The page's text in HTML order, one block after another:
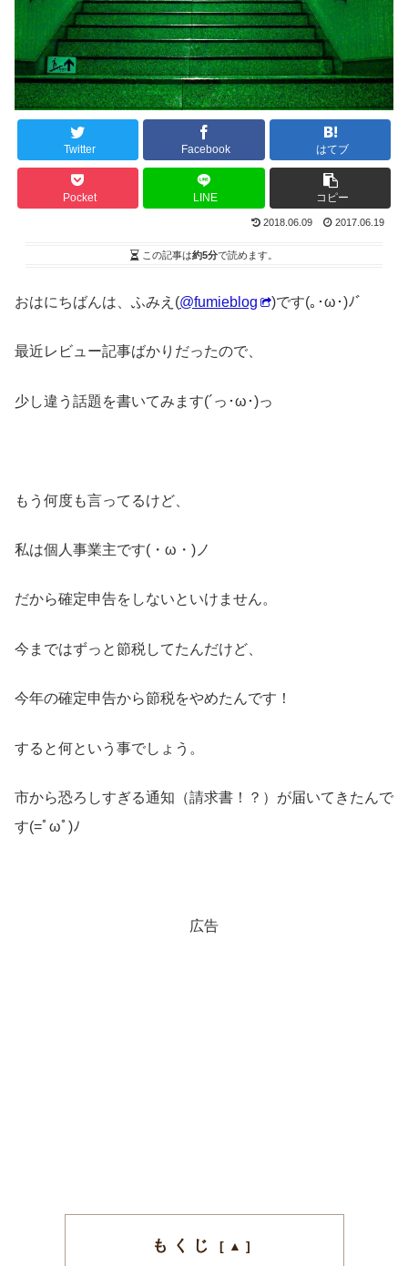
Twitter Facebook はてブ
Pocket LINE コピー
2018.06.09 2017.06.19
この記事は約5分で読めます。
おはにちばんは、ふみえ(@fumieblog )です(｡･ω･)ﾉﾞ
最近レビュー記事ばかりだったので、
少し違う話題を書いてみます(´っ･ω･)っ
もう何度も言ってるけど、
私は個人事業主です(・ω・)ノ
だから確定申告をしないといけません。
今まではずっと節税してたんだけど、
今年の確定申告から節税をやめたんです！
すると何という事でしょう。
市から恐ろしすぎる通知（請求書！？）が届いてきたんで
す(=ﾟωﾟ)ﾉ
広告
もくじ